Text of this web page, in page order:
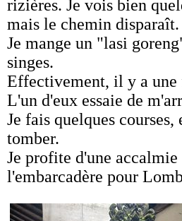
rizières. Je vois bien
mais le chemin
Je mange un "lasi
singes.
Effectivement, il y a une
L'un d'eux essaie de
Je fais quelques
tomber.
Je profite d'une
l'embarcadère pour